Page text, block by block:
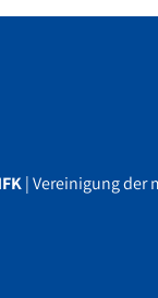
| Vereinigung der